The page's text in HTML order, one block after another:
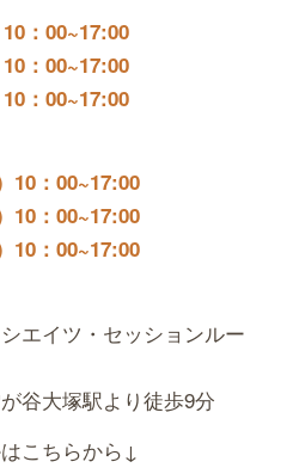
：00~17:00
：00~17:00
：00~17:00
10：00~17:00
10：00~17:00
10：00~17:00
エイツ・セッションルー
谷大塚駅より徒歩9分
こちらから↓